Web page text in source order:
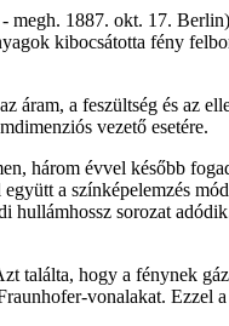
megh. 1887. okt. 17.
kibocsátotta fény
a feszültség és az
vezető esetére.
három évvel később
a színképelemzés
sorozat
találta, hogy a fénynek
vonalakat. Ezzel